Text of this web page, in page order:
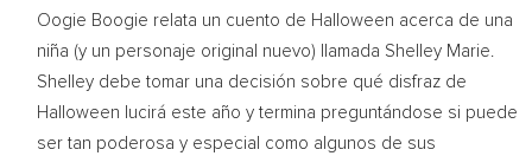
Oogie Boogie relata un cuento de Halloween acerca de una
niña (y un personaje original nuevo) llamada Shelley Marie.
Shelley debe tomar una decisión sobre qué disfraz de
Halloween lucirá este año y termina preguntándose si puede
ser tan poderosa y especial como algunos de sus